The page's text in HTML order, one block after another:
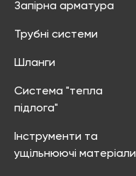
Запірна арматура
Трубні системи
Шланги
Система "тепла
підлога"
Інструменти та
ущільнюючі матеріали